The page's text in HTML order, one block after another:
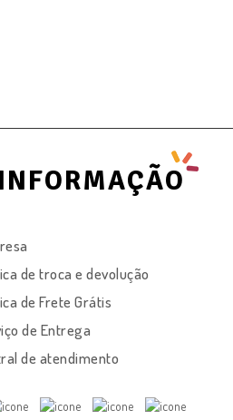
INFORMAÇÃO
de troca e devolução
de Frete Grátis
de Entrega
de atendimento